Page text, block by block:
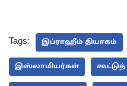
Tags: இப்ராஹீம் தியாகம்
இஸ்லாமியர்கள்